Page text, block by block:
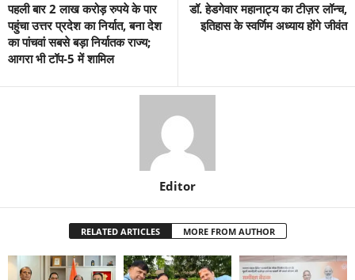
पहली बार 2 लाख करोड़ रुपये के पार
पहुंचा उत्तर प्रदेश का निर्यात, बना देश
का पांचवां सबसे बड़ा निर्यातक राज्य;
आगरा भी टॉप-5 में शामिल
डॉ. हेडगेवार महानाट्य का टीज़र लॉन्च,
इतिहास के स्वर्णिम अध्याय होंगे जीवंत
Editor
RELATED ARTICLES MORE FROM AUTHOR